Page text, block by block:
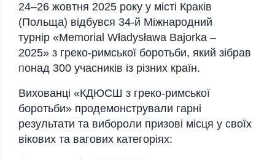
24–26 жовтня 2025 року у місті Краків
(Польща) відбувся 34-й Міжнародний
турнір «Memorial Władysława Bajorka –
2025» з греко-римської боротьби, який зібрав
понад 300 учасників із різних країн.
Вихованці «КДЮСШ з греко-римської
боротьби» продемонстрували гарні
результати та вибороли призові місця у своїх
вікових та вагових категоріях: